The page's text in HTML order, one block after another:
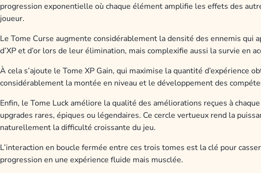
progression exponentielle où chaque élément amplifie les effets des
joueur.
Le Tome Curse augmente considérablement la densité des ennemis qui
d’XP et d’or lors de leur élimination, mais complexifie aussi la survie en
À cela s’ajoute le Tome XP Gain, qui maximise la quantité d’expérience
considérablement la montée en niveau et le développement des
Enfin, le Tome Luck améliore la qualité des améliorations reçues à
upgrades rares, épiques ou légendaires. Ce cercle vertueux rend la
naturellement la difficulté croissante du jeu.
L’interaction en boucle fermée entre ces trois tomes est la clé pour
progression en une expérience fluide mais musclée.